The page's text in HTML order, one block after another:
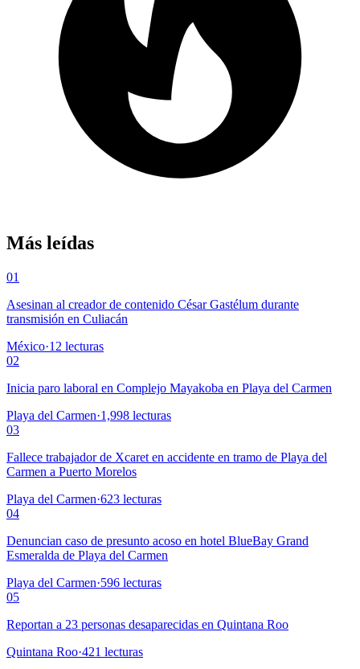
Más leídas
01
Asesinan al creador de contenido César Gastélum durante
transmisión en Culiacán
México·12 lecturas
02
Inicia paro laboral en Complejo Mayakoba en Playa del Carmen
Playa del Carmen·1,998 lecturas
03
Fallece trabajador de Xcaret en accidente en tramo de Playa del
Carmen a Puerto Morelos
Playa del Carmen·623 lecturas
04
Denuncian caso de presunto acoso en hotel BlueBay Grand
Esmeralda de Playa del Carmen
Playa del Carmen·596 lecturas
05
Reportan a 23 personas desaparecidas en Quintana Roo
Quintana Roo·421 lecturas